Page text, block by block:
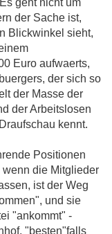
geht nicht um
der Sache ist,
Blickwinkel sieht,
Euro aufwaerts,
der sich so
der Masse der
der Arbeitslosen
kennt.
Positionen
die Mitglieder
ist der Weg
und sie
"ankommt" -
"besten"falls